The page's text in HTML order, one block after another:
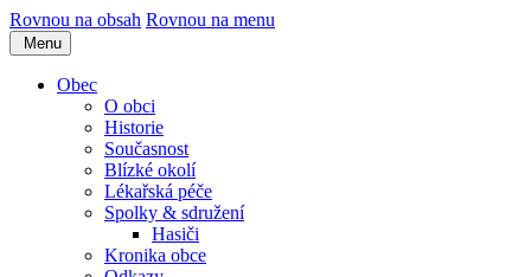
Rovnou na obsah Rovnou na menu
Menu
Obec
O obci
Historie
Současnost
Blízké okolí
Lékařská péče
Spolky & sdružení
Hasiči
Kronika obce